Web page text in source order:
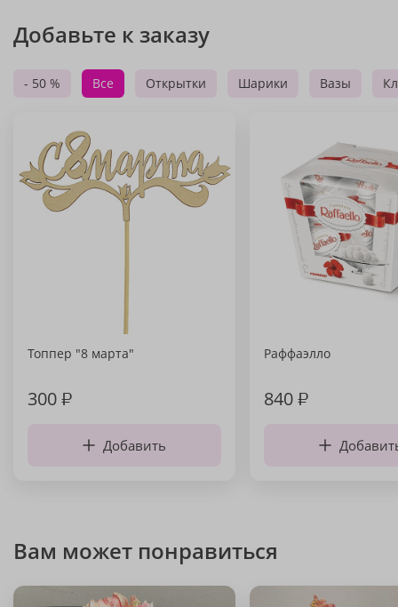
Добавьте к заказу
- 50 % Все Открытки Шарики Вазы
Топпер "8 марта"
300₽
Добавить
Раффаэлло
840₽
Вам может понравиться